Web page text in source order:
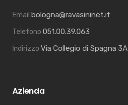
Email bologna@ravasininet.it
Telefono 051.00.39.063
Indirizzo Via Collegio di Spagna 3A
Azienda